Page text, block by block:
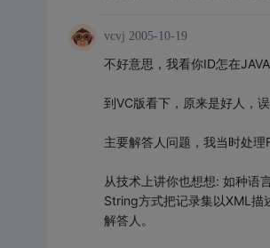
vcvj 2005-10-19
不好意思，我看你ID怎在
到VC版看下，原来是好人，
主要解答人问题，我当时处理
从技术上讲你也想想: 如种语
String方式把记录集以XML描
解答人。